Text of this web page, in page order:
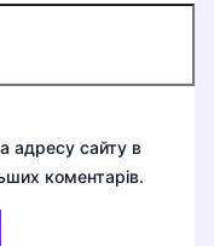
адресу сайту в
коментарів.